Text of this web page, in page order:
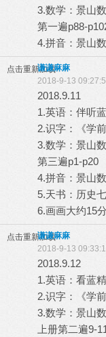
3.数学：景山
第一遍p88-
4.拼音：景山
点击重新加载
谦谦麻麻
2018-9-13
2018.9.11
1.英语：伴听
2.识字：《学
3.数学：景山
第三遍p1-p20
4.拼音：景山
5.天书：历史
6.画画大约15
点击重新加载
谦谦麻麻
2018-9-13
2018.9.12
1.英语：看蓝
2.识字：《学
3.数学：景山
上册第二遍9-